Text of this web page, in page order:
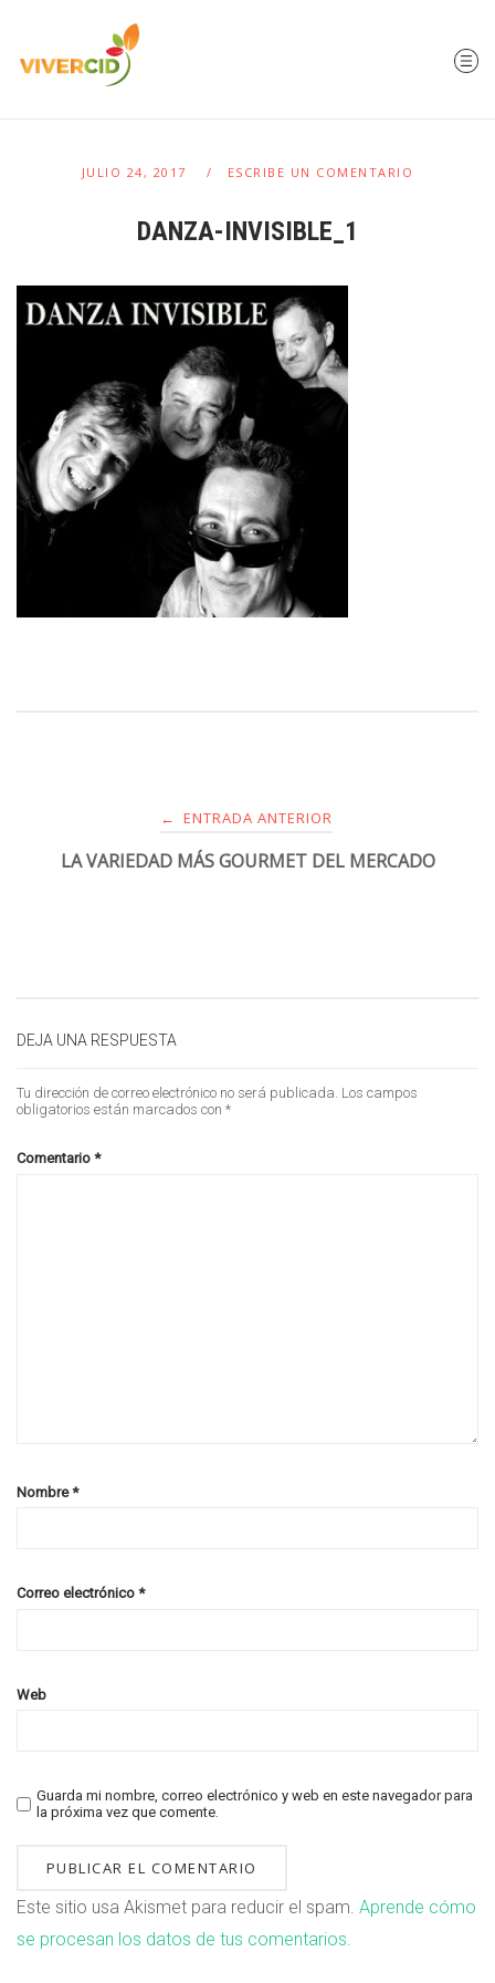
JULIO 24, 2017 ESCRIBE UN COMENTARIO
DANZA-INVISIBLE_1
← ENTRADA ANTERIOR
LA VARIEDAD MÁS GOURMET DEL MERCADO
DEJA UNA RESPUESTA
Tu dirección de correo electrónico no será publicada. Los campos
obligatorios están marcados con *
Comentario *
Nombre*
Correo electrónico *
Web
Guarda mi nombre, correo electrónico y web en este navegador para
la próxima vez que comente.
Este sitio usa Akismet para reducir el spam. Aprende cómo
se procesan los datos de tus comentarios.